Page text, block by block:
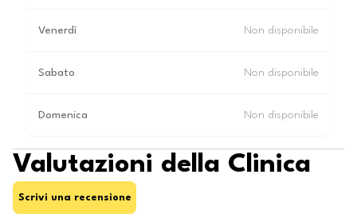
Venerdì Non disponibile
Sabato Non disponibile
Domenica Non disponibile
Valutazioni della Clinica
Scrivi una recensione